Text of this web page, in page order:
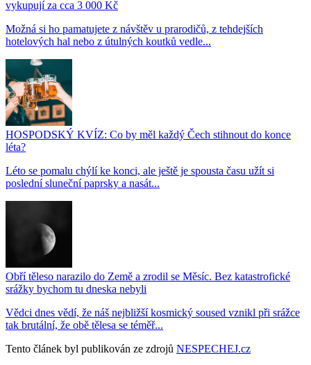
vykupují za cca 3 000 Kč
Možná si ho pamatujete z návštěv u prarodičů, z tehdejších
hotelových hal nebo z útulných koutků vedle...
HOSPODSKÝ KVÍZ: Co by měl každý Čech stihnout do konce
léta?
Léto se pomalu chýlí ke konci, ale ještě je spousta času užít si
poslední sluneční paprsky a nasát...
Obří těleso narazilo do Země a zrodil se Měsíc. Bez katastrofické
srážky bychom tu dneska nebyli
Vědci dnes vědí, že náš nejbližší kosmický soused vznikl při srážce
tak brutální, že obě tělesa se téměř...
Tento článek byl publikován ze zdrojů NESPECHEJ.cz